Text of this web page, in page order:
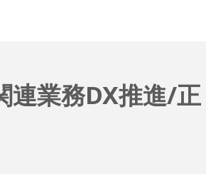
連業務DX推進/正